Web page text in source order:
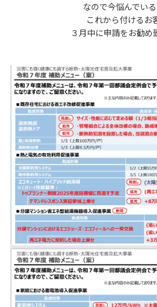
なので今悩んでい
これから付けるお
３月中に申請をお勧め